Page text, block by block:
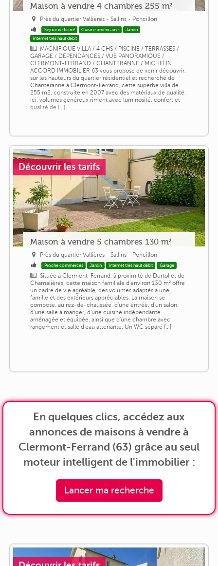
Maison à vendre 4 chambres 255 m²
Près du quartier Vallières - Sallins - Poncillon
Séjour de 65 m² Cuisine américaine
Jardin
Internet très haut débit
MAGNIFIQUE VILLA / 4 CHS / PISCINE / TERRASSES /
GARAGE / DÉPENDANCES / VUE PANORAMIQUE /
CLERMONT-FERRAND / CHANTERANNE / MICHELIN
ACCORD IMMOBILIER 63 vous propose de venir découvrir,
sur les hauteurs du quartier résidentiel et recherché de
Chanteranne à Clermont-Ferrand, cette superbe villa de
255 m2, construite en 2007 avec des matériaux de qualité.
Ici, volumes généreux riment avec luminosité, confort et
qualité de [...]
Découvrir les tarifs
Maison à vendre 5 chambres 130 m²
Près du quartier Vallières - Sallins - Poncillon
Proche commerces Jardin Internet très haut débit Garage
Située à Clermont-Ferrand, à proximité de Durtol et de
Chamalières, cette maison familiale d'environ 130 m² offre
un cadre de vie agréable, des volumes adaptés à une
famille et des extérieurs appréciables. La maison se
compose, au rez-de-chaussée, d'une entrée, d'un salon,
d'une salle à manger, d'une cuisine indépendante
aménagée et équipée, ainsi que d'une chambre avec
rangement et salle d'eau attenante. Un WC séparé [...]
En quelques clics, accédez aux
annonces de maisons à vendre à
Clermont-Ferrand (63) grâce au seul
moteur intelligent de l'immobilier :
Lancer ma recherche